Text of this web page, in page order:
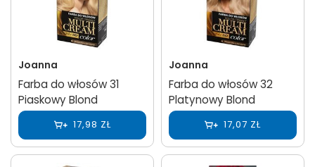
Joanna
Farba do włosów 31
Piaskowy Blond
17,98 ZŁ
Joanna
Farba do włosów 32
Platynowy Blond
17,07 ZŁ